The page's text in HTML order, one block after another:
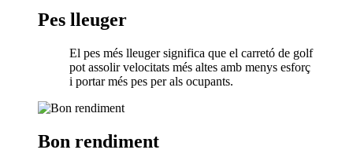
Pes lleuger
El pes més lleuger significa que el carretó de golf
pot assolir velocitats més altes amb menys esforç
i portar més pes per als ocupants.
Bon rendiment